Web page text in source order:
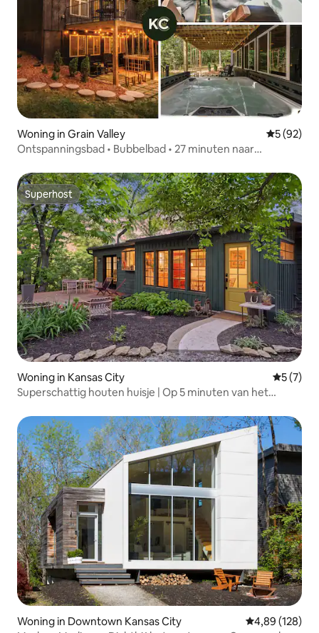
Woning in Grain Valley
5 (92)
Ontspanningsbad • Bubbelbad • 27 minuten naar
Superhost
Superhost
Woning in Kansas City
5 (7)
Superschattig houten huisje | Op 5 minuten van het
Woning in Downtown Kansas City Gemiddelde
4,89 (128)